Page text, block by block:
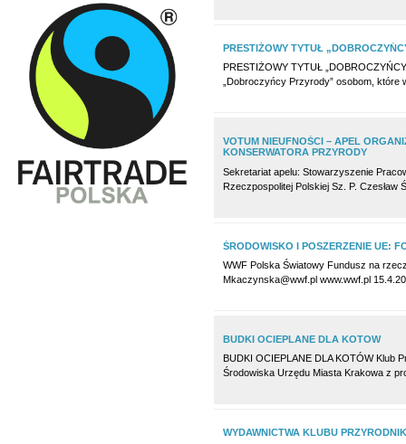
PRESTIŻOWY TYTUŁ
PRESTIŻOWY TYTUŁ
„Dobroczyńcy Przyrody” osobom,
VOTUM NIEUFNOŚCI – APEL
KONSERWATORA PRZYRODY
Sekretariat apelu: Stowarzyszenie
Rzeczpospolitej Polskiej Sz. P.
ŚRODOWISKO I POSZERZENIE UE:
WWF Polska Światowy Fundusz na
Mkaczynska@wwf.pl www.wwf.pl
BUDKI OCIEPLANE DLA KOTOW
BUDKI OCIEPLANE DLA KOTÓW Klub
Środowiska Urzędu Miasta Krakowa z
WYDAWNICTWA KLUBU